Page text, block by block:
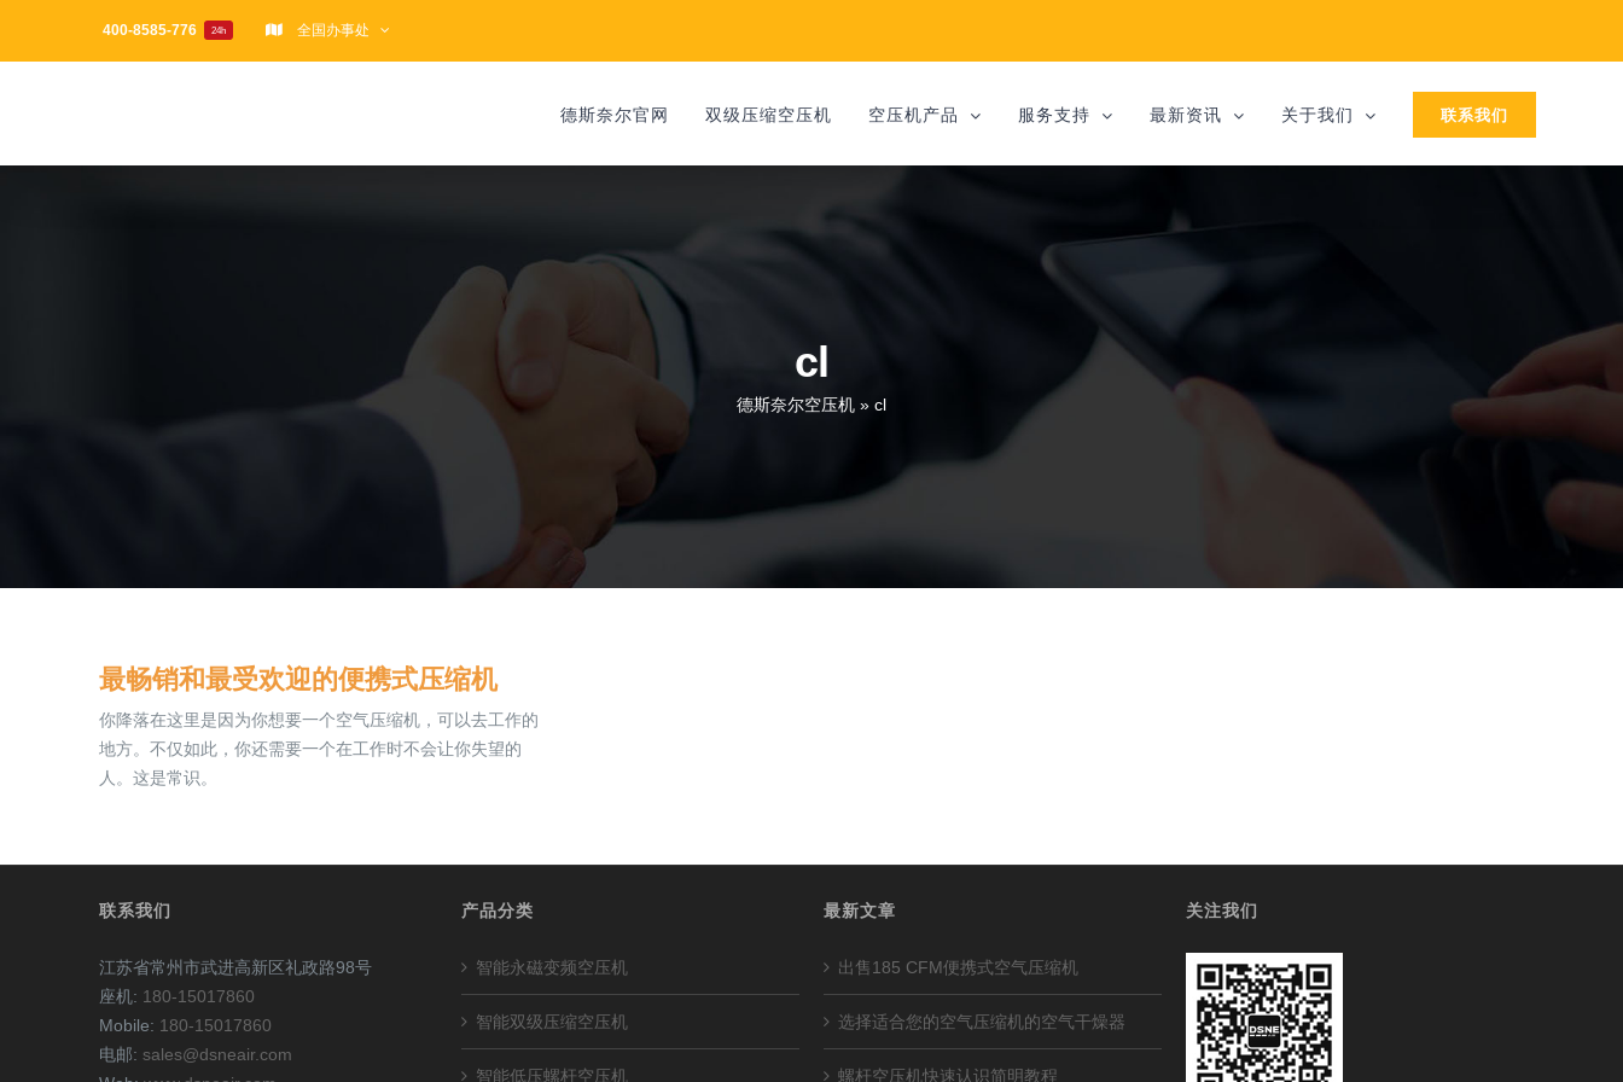
400-8585-776 24h 全国办事处
德斯奈尔官网 双级压缩空压机 空压机产品 服务支持 最新资讯 关于我们 联系我们
cl
德斯奈尔空压机 » cl
最畅销和最受欢迎的便携式压缩机
你降落在这里是因为你想要一个空气压缩机，可以去工作的
地方。不仅如此，你还需要一个在工作时不会让你失望的
人。这是常识。
联系我们
江苏省常州市武进高新区礼政路98号
座机: 180-15017860
Mobile: 180-15017860
电邮: sales@dsneair.com
产品分类
智能永磁变频空压机
智能双级压缩空压机
智能低压螺杆空压机
最新文章
出售185 CFM便携式空气压缩机
选择适合您的空气压缩机的空气干燥器
螺杆空压机快速认识简明教程
关注我们